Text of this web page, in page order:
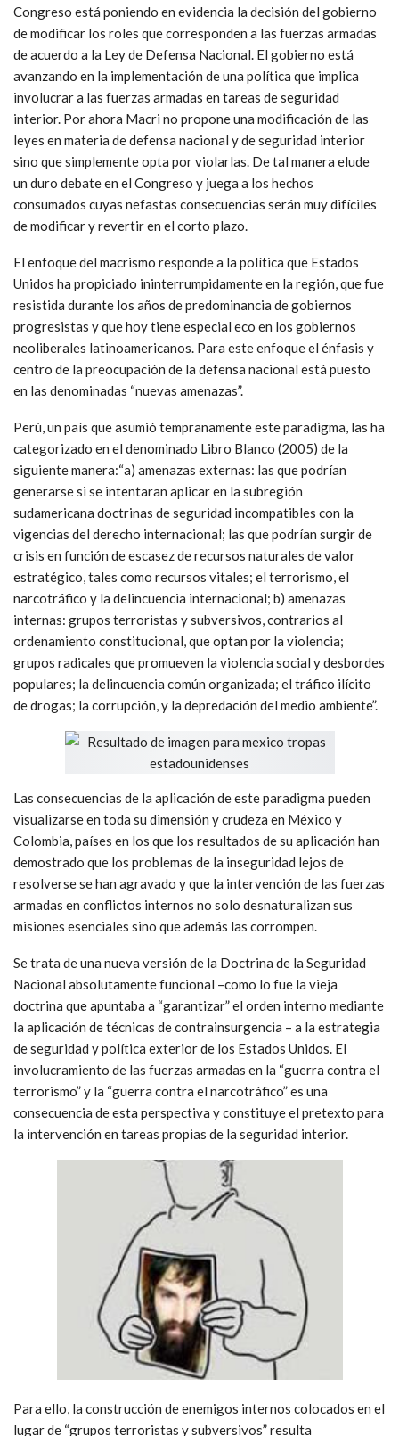
Congreso está poniendo en evidencia la decisión del gobierno
de modificar los roles que corresponden a las fuerzas armadas
de acuerdo a la Ley de Defensa Nacional. El gobierno está
avanzando en la implementación de una política que implica
involucrar a las fuerzas armadas en tareas de seguridad
interior. Por ahora Macri no propone una modificación de las
leyes en materia de defensa nacional y de seguridad interior
sino que simplemente opta por violarlas. De tal manera elude
un duro debate en el Congreso y juega a los hechos
consumados cuyas nefastas consecuencias serán muy difíciles
de modificar y revertir en el corto plazo.
El enfoque del macrismo responde a la política que Estados
Unidos ha propiciado ininterrumpidamente en la región, que fue
resistida durante los años de predominancia de gobiernos
progresistas y que hoy tiene especial eco en los gobiernos
neoliberales latinoamericanos. Para este enfoque el énfasis y
centro de la preocupación de la defensa nacional está puesto
en las denominadas “nuevas amenazas”.
Perú, un país que asumió tempranamente este paradigma, las ha
categorizado en el denominado Libro Blanco (2005) de la
siguiente manera:“a) amenazas externas: las que podrían
generarse si se intentaran aplicar en la subregión
sudamericana doctrinas de seguridad incompatibles con la
vigencias del derecho internacional; las que podrían surgir de
crisis en función de escasez de recursos naturales de valor
estratégico, tales como recursos vitales; el terrorismo, el
narcotráfico y la delincuencia internacional; b) amenazas
internas: grupos terroristas y subversivos, contrarios al
ordenamiento constitucional, que optan por la violencia;
grupos radicales que promueven la violencia social y desbordes
populares; la delincuencia común organizada; el tráfico ilícito
de drogas; la corrupción, y la depredación del medio ambiente”.
Las consecuencias de la aplicación de este paradigma pueden
visualizarse en toda su dimensión y crudeza en México y
Colombia, países en los que los resultados de su aplicación han
demostrado que los problemas de la inseguridad lejos de
resolverse se han agravado y que la intervención de las fuerzas
armadas en conflictos internos no solo desnaturalizan sus
misiones esenciales sino que además las corrompen.
Se trata de una nueva versión de la Doctrina de la Seguridad
Nacional absolutamente funcional –como lo fue la vieja
doctrina que apuntaba a “garantizar” el orden interno mediante
la aplicación de técnicas de contrainsurgencia – a la estrategia
de seguridad y política exterior de los Estados Unidos. El
involucramiento de las fuerzas armadas en la “guerra contra el
terrorismo” y la “guerra contra el narcotráfico” es una
consecuencia de esta perspectiva y constituye el pretexto para
la intervención en tareas propias de la seguridad interior.
Para ello, la construcción de enemigos internos colocados en el
lugar de “grupos terroristas y subversivos” resulta